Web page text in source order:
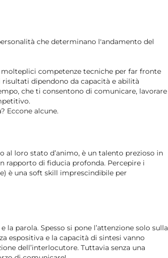
che determinano l'andamento del
competenze tecniche per far fronte
dipendono da capacità e abilità
che ti consentono di comunicare, lavorare
Eccone alcune.
al loro stato d’animo, è un talento prezioso in
rapporto di fiducia profonda. Percepire i
è una soft skill imprescindibile per
parola. Spesso si pone l’attenzione solo sulla
espositiva e la capacità di sintesi vanno
dell’interlocutore. Tuttavia senza una